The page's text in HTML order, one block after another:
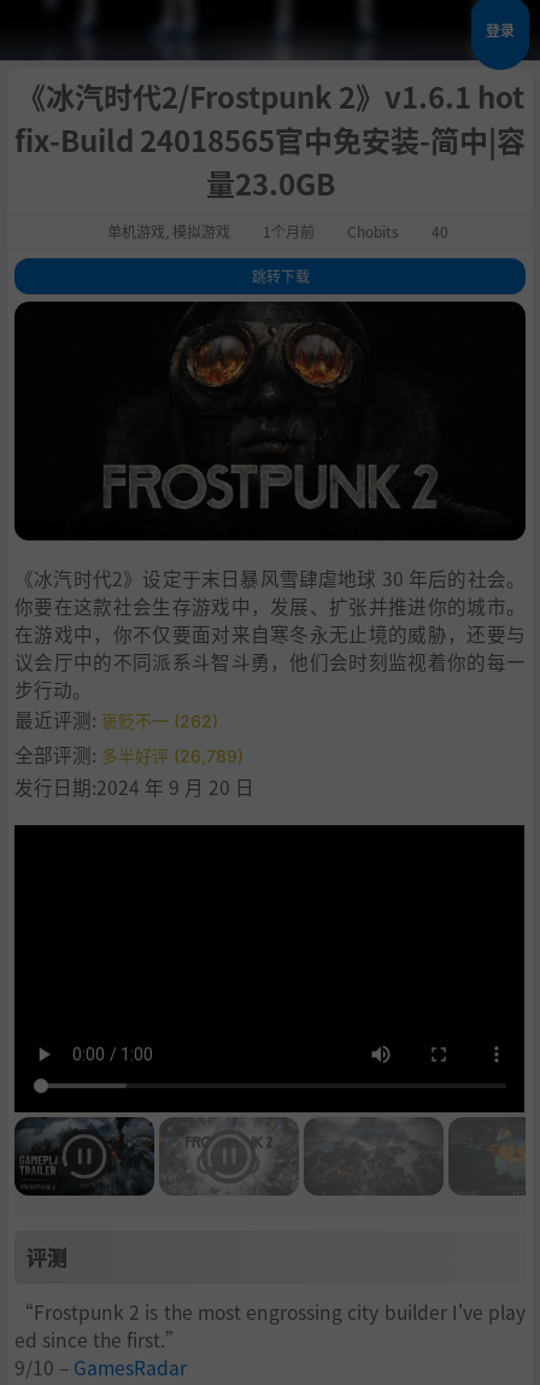
登录
《冰汽时代2/Frostpunk 2》v1.6.1 hot
fix-Build 24018565官中免安装-简中|容
量23.0GB
单机游戏 模拟游戏 1个月前 Chobits 40
跳转下载
1.评测
《冰汽时代2》设定于末日暴风雪肆虐地球 30 年后的社会。
你要在这款社会生存游戏中，发展、扩张并推进你的城市。
在游戏中，你不仅要面对来自寒冬永无止境的威胁，还要与
议会厅中的不同派系斗智斗勇，他们会时刻监视着你的每一
步行动。
最近评测: 褒贬不一 (262)
全部评测: 多半好评 (26,789)
发行日期:2024 年 9 月 20 日
评测
“Frostpunk 2 is the most engrossing city builder I've play
ed since the first.”
9/10 – GamesRadar